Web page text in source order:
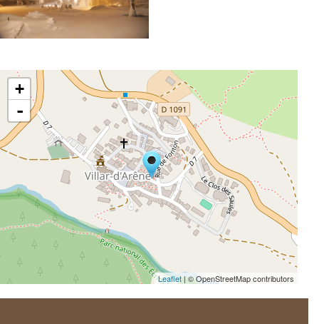
+
-
Leaflet| © OpenStreetMap contributors